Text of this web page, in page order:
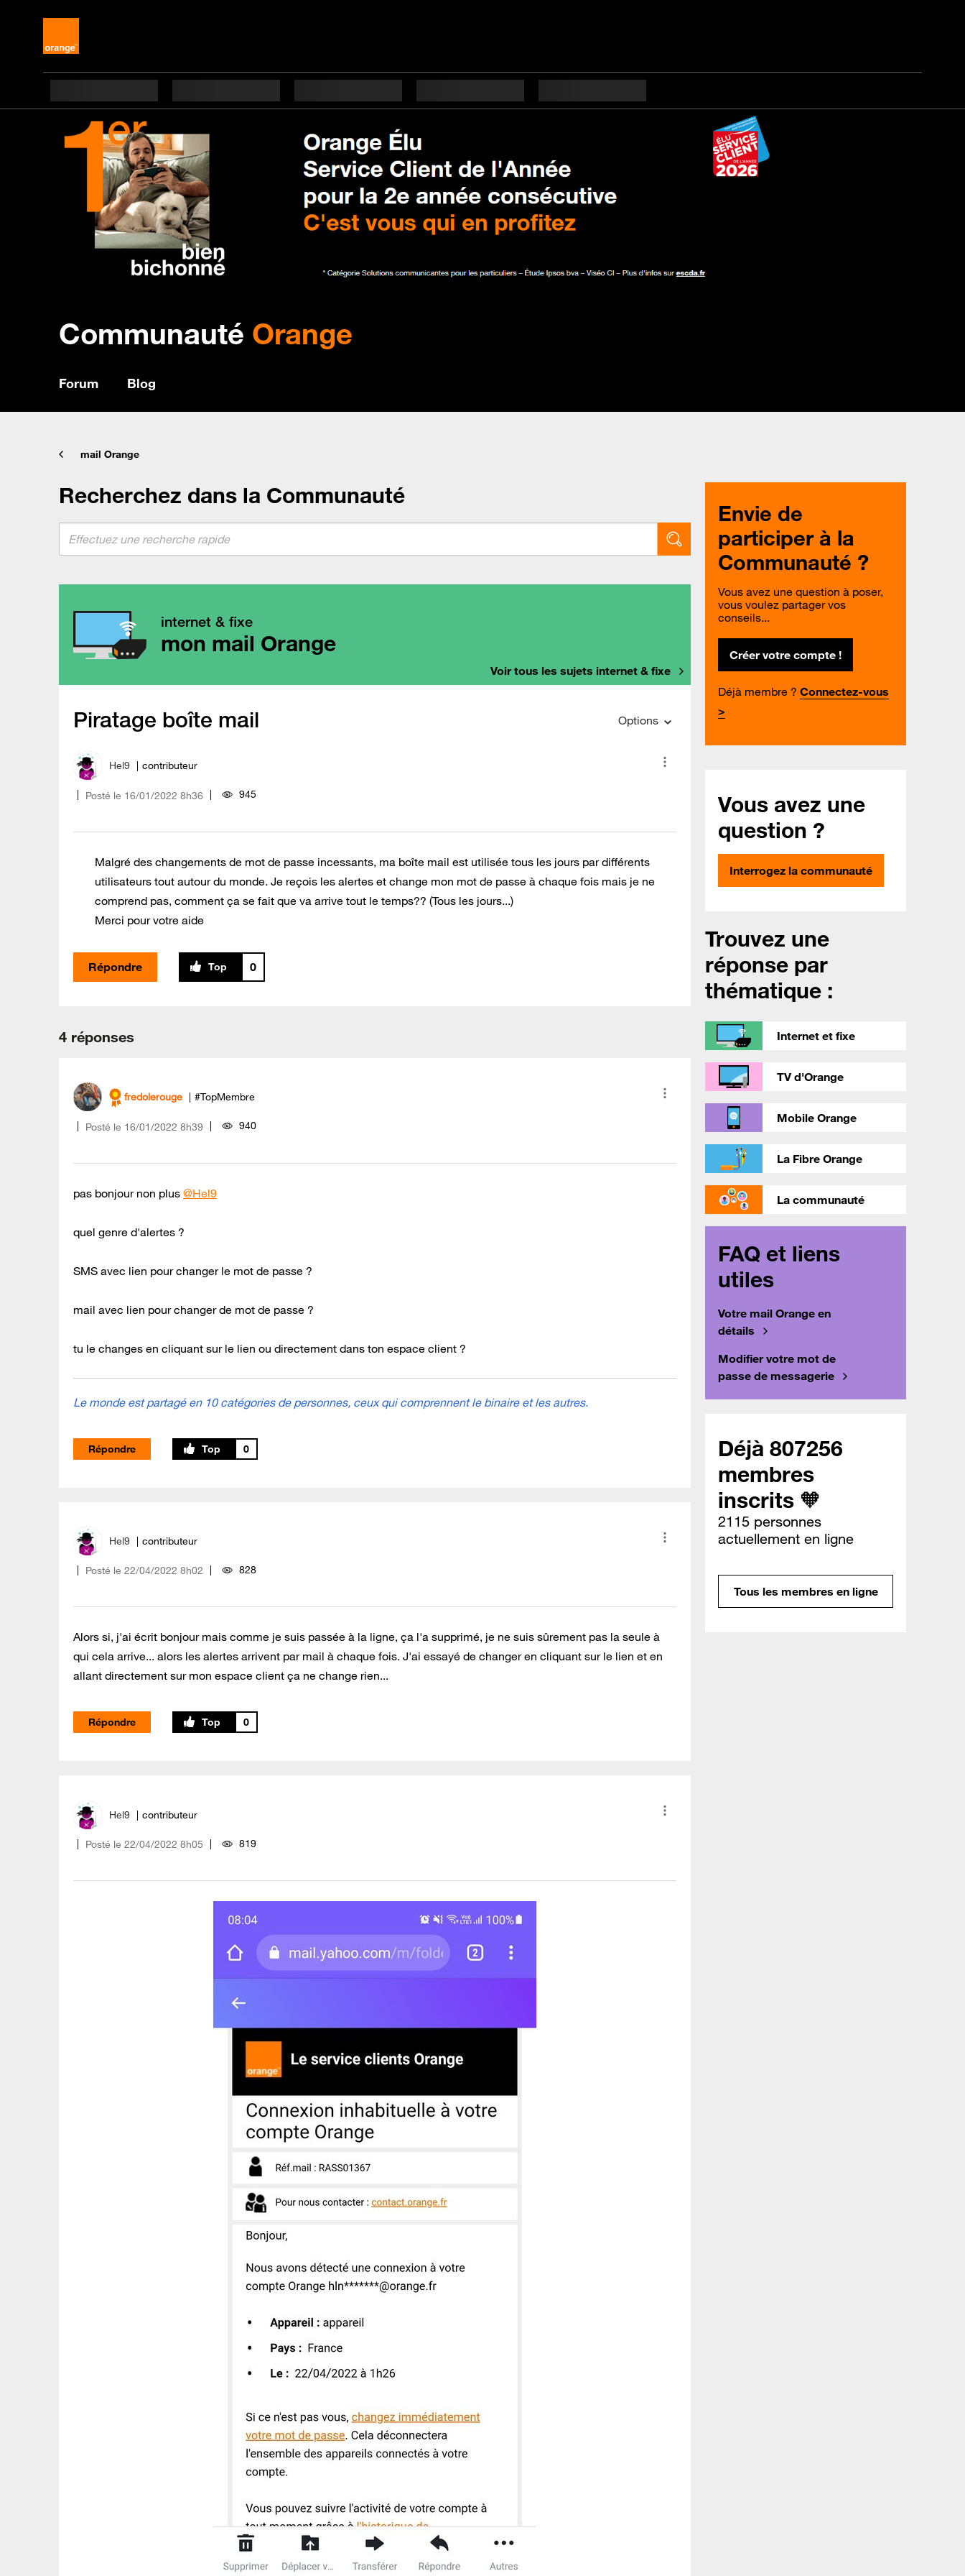
Communauté Orange
Forum Blog
mail Orange
Recherchez dans la Communauté
internet & fixe
mon mail Orange
Voir tous les sujets internet & fixe
Piratage boîte mail Options
Hel9 contributeur
Posté le ‎16/01/2022 8h36 945
Malgré des changements de mot de passe incessants, ma boîte mail est utilisée tous les jours par différents
utilisateurs tout autour du monde. Je reçois les alertes et change mon mot de passe à chaque fois mais je ne
comprend pas, comment ça se fait que va arrive tout le temps?? (Tous les jours...)
Merci pour votre aide
Répondre 0
4 réponses
fredolerouge #TopMembre
Posté le ‎16/01/2022 8h39 940
pas bonjour non plus @Hel9
quel genre d'alertes ?
SMS avec lien pour changer le mot de passe ?
mail avec lien pour changer de mot de passe ?
tu le changes en cliquant sur le lien ou directement dans ton espace client ?
Le monde est partagé en 10 catégories de personnes, ceux qui comprennent le binaire et les autres.
Répondre 0
Hel9 contributeur
Posté le ‎22/04/2022 8h02 828
Alors si, j'ai écrit bonjour mais comme je suis passée à la ligne, ça l'a supprimé, je ne suis sûrement pas la seule à
qui cela arrive... alors les alertes arrivent par mail à chaque fois. J'ai essayé de changer en cliquant sur le lien et en
allant directement sur mon espace client ça ne change rien...
Répondre 0
Hel9 contributeur
Posté le ‎22/04/2022 8h05 819
Envie de
participer à la
Communauté ?
Vous avez une question à poser,
vous voulez partager vos
conseils...
Créer votre compte !
Déjà membre ? Connectez-vous
>
Vous avez une
question ?
Interrogez la communauté
Trouvez une
réponse par
thématique :
Internet et fixe
TV d'Orange
Mobile Orange
La Fibre Orange
La communauté
FAQ et liens
utiles
Votre mail Orange en
détails
Modifier votre mot de
passe de messagerie
Déjà 807256
membres
inscrits 🧡
2115 personnes
actuellement en ligne
Tous les membres en ligne